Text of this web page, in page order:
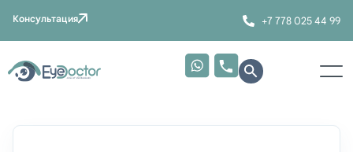
Консультация +7 778 025 44 99